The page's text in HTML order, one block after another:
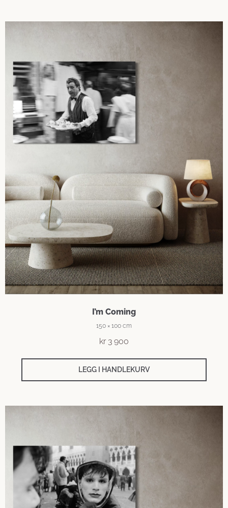
I’m Coming
150 × 100 cm
kr3 900
LEGG I HANDLEKURV